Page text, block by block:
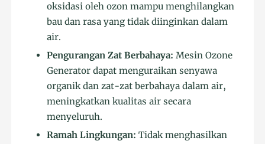
oksidasi oleh ozon mampu menghilangkan
bau dan rasa yang tidak diinginkan dalam
air.
Pengurangan Zat Berbahaya: Mesin Ozone
Generator dapat menguraikan senyawa
organik dan zat-zat berbahaya dalam air,
meningkatkan kualitas air secara
menyeluruh.
Ramah Lingkungan: Tidak menghasilkan